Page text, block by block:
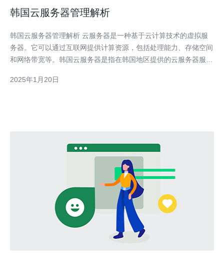
韩国云服务器管理解析
韩国云服务器管理解析 云服务器是一种基于云计算技术的虚拟服
务器。它可以通过互联网提供计算资源，包括处理能力、存储空间
和网络带宽等。韩国云服务器是指在韩国地区提供的云服务器服
服务器位于韩国地区，可以提供低延迟的服务，特别适合面向韩国
2025年1月20日